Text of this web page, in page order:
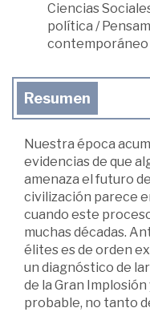
Ciencias
política /
contemporáneo
Resumen
Nuestra época
evidencias de que
amenaza el futuro
civilización parece
cuando este
muchas décadas.
élites es de orden
un diagnóstico de
de la Gran
probable, no tanto